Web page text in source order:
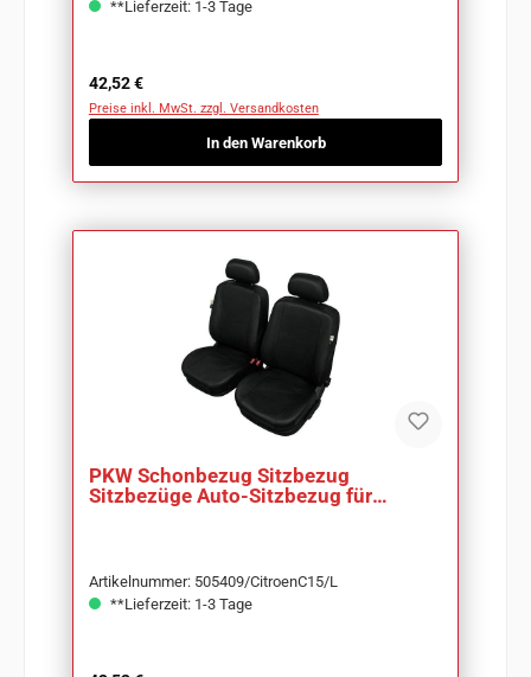
**Lieferzeit: 1-3 Tage
Regulärer Preis:
42,52 €
Preise inkl. MwSt. zzgl. Versandkosten
In den Warenkorb
PKW Schonbezug Sitzbezug
Sitzbezüge Auto-Sitzbezug für
Artikelnummer: 505409/CitroenC15/L
**Lieferzeit: 1-3 Tage